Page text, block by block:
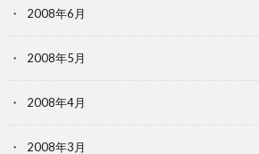
2008年6月
2008年5月
2008年4月
2008年3月